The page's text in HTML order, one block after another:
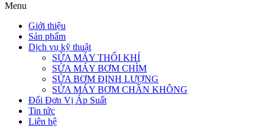
Menu
Giới thiệu
Sản phẩm
Dịch vụ kỹ thuật
SỬA MÁY THỔI KHÍ
SỬA MÁY BƠM CHÌM
SỬA BƠM ĐỊNH LƯỢNG
SỬA MÁY BƠM CHÂN KHÔNG
Đổi Đơn Vị Áp Suất
Tin tức
Liên hệ